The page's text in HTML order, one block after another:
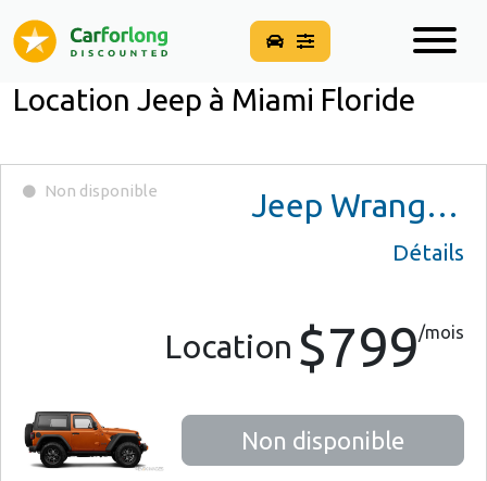
Location Jeep à Miami Floride
Non disponible Jeep Wrangler
Détails
Location $799/mois
Non disponible